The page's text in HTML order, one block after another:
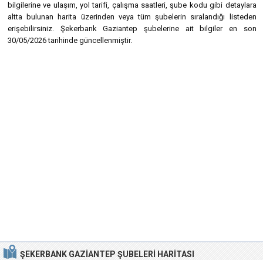
bilgilerine ve ulaşım, yol tarifi, çalışma saatleri, şube kodu gibi detaylara
altta bulunan harita üzerinden veya tüm şubelerin sıralandığı listeden
erişebilirsiniz. Şekerbank Gaziantep şubelerine ait bilgiler en son
30/05/2026 tarihinde güncellenmiştir.
ŞEKERBANK GAZIANTEP ŞUBELERI HARITASI